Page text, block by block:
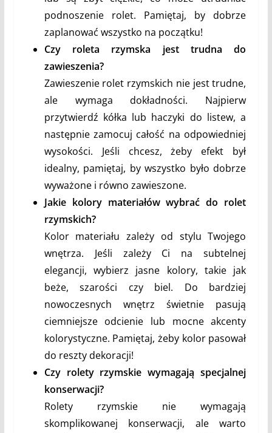
podnoszenie rolet. Pamiętaj, by dobrze
zaplanować wszystko na początku!
Czy roleta rzymska jest trudna do
zawieszenia?
Zawieszenie rolet rzymskich nie jest trudne,
ale wymaga dokładności. Najpierw
przytwierdź kółka lub haczyki do listew, a
następnie zamocuj całość na odpowiedniej
wysokości. Jeśli chcesz, żeby efekt był
idealny, pamiętaj, by wszystko było dobrze
wyważone i równo zawieszone.
Jakie kolory materiałów wybrać do rolet
rzymskich?
Kolor materiału zależy od stylu Twojego
wnętrza. Jeśli zależy Ci na subtelnej
elegancji, wybierz jasne kolory, takie jak
beże, szarości czy biel. Do bardziej
nowoczesnych wnętrz świetnie pasują
ciemniejsze odcienie lub mocne akcenty
kolorystyczne. Pamiętaj, żeby kolor pasował
do reszty dekoracji!
Czy rolety rzymskie wymagają specjalnej
konserwacji?
Rolety rzymskie nie wymagają
skomplikowanej konserwacji, ale warto